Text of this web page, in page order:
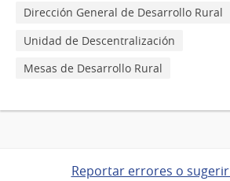
Dirección General de Desarrollo Rural
Unidad de Descentralización
Mesas de Desarrollo Rural
Reportar errores o